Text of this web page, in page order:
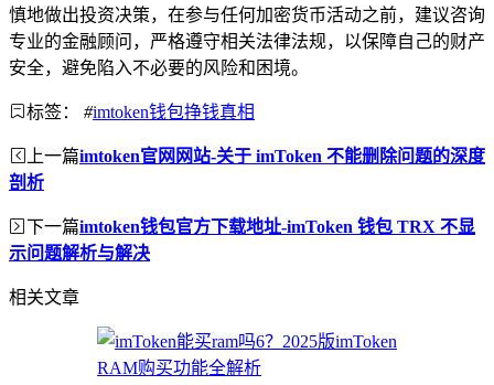
慎地做出投资决策，在参与任何加密货币活动之前，建议咨询
专业的金融顾问，严格遵守相关法律法规，以保障自己的财产
安全，避免陷入不必要的风险和困境。
标签： #imtoken钱包挣钱真相
上一篇imtoken官网网站-关于 imToken 不能删除问题的深度
剖析
下一篇imtoken钱包官方下载地址-imToken 钱包 TRX 不显
示问题解析与解决
相关文章